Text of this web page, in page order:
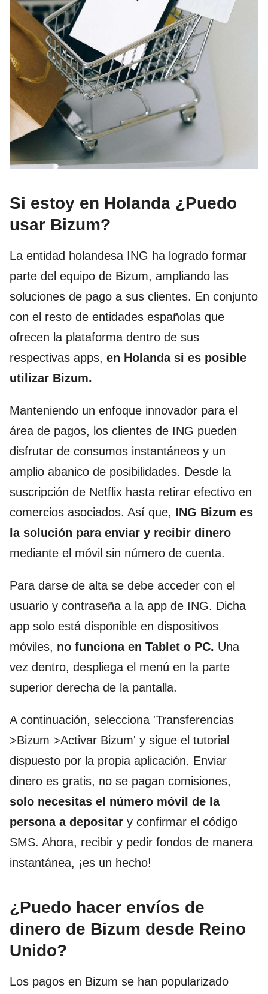
Si estoy en Holanda ¿Puedo
usar Bizum?
La entidad holandesa ING ha logrado formar
parte del equipo de Bizum, ampliando las
soluciones de pago a sus clientes. En conjunto
con el resto de entidades españolas que
ofrecen la plataforma dentro de sus
respectivas apps, en Holanda si es posible
utilizar Bizum.
Manteniendo un enfoque innovador para el
área de pagos, los clientes de ING pueden
disfrutar de consumos instantáneos y un
amplio abanico de posibilidades. Desde la
suscripción de Netflix hasta retirar efectivo en
comercios asociados. Así que, ING Bizum es
la solución para enviar y recibir dinero
mediante el móvil sin número de cuenta.
Para darse de alta se debe acceder con el
usuario y contraseña a la app de ING. Dicha
app solo está disponible en dispositivos
móviles, no funciona en Tablet o PC. Una
vez dentro, despliega el menú en la parte
superior derecha de la pantalla.
A continuación, selecciona 'Transferencias
>Bizum >Activar Bizum' y sigue el tutorial
dispuesto por la propia aplicación. Enviar
dinero es gratis, no se pagan comisiones,
solo necesitas el número móvil de la
persona a depositar y confirmar el código
SMS. Ahora, recibir y pedir fondos de manera
instantánea, ¡es un hecho!
¿Puedo hacer envíos de
dinero de Bizum desde Reino
Unido?
Los pagos en Bizum se han popularizado